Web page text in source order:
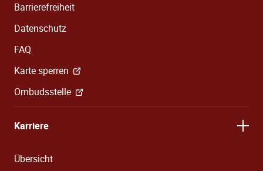
Barrierefreiheit
Datenschutz
FAQ
Karte sperren
Ombudsstelle
Karriere
Übersicht